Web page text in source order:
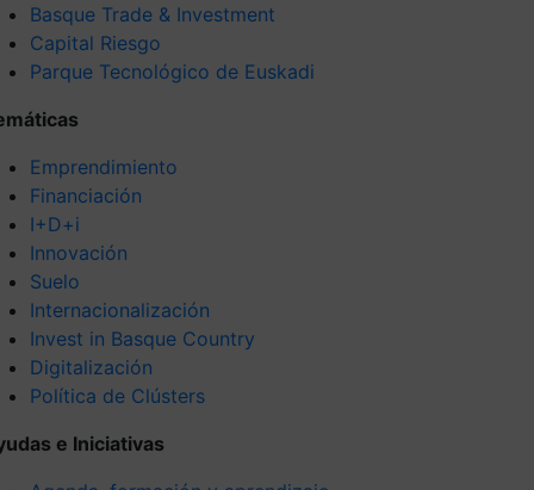
Basque Trade & Investment
Capital Riesgo
Parque Tecnológico de Euskadi
Emprendimiento
Financiación
I+D+i
Innovación
Suelo
Internacionalización
Invest in Basque Country
Digitalización
Política de Clústers
e Iniciativas